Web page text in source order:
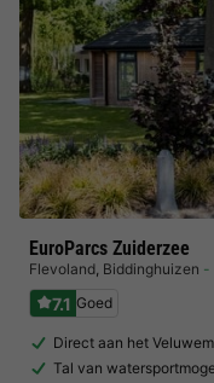
EuroParcs Zuiderzee
Flevoland, Biddinghuizen
7.1 Goed
Direct aan het
Tal van